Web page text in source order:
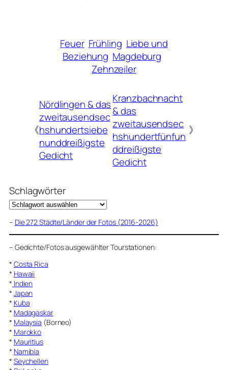
Feuer Frühling Liebe und
Beziehung Magdeburg
Zehnzeiler
《
Nördlingen & das
zweitausendsec
hshundertsiebe
nunddreißigste
Gedicht
Kranzbachnacht
& das
zweitausendsec
hshundertfünfun
ddreißigste
Gedicht
》
Schlagwörter
– Die 272 Städte/Länder der Fotos (2016-2026)
– Gedichte/Fotos ausgewählter Tourstationen:
* Costa Rica
* Hawaii
* Indien
* Japan
* Kuba
* Madagaskar
* Malaysia (Borneo)
* Marokko
* Mauritius
* Namibia
* Seychellen